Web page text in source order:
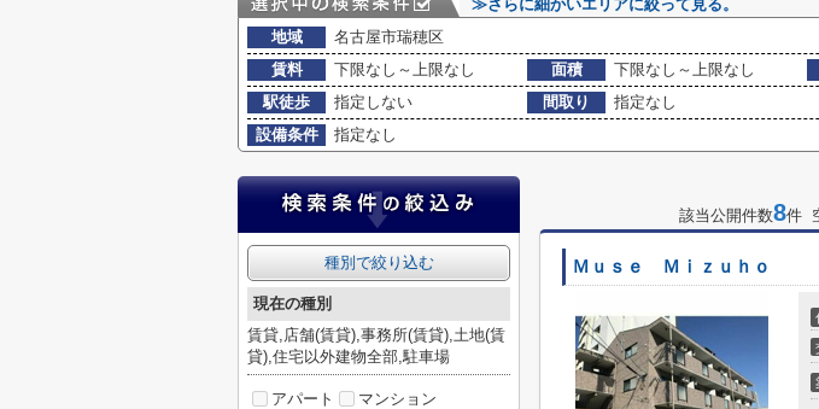
≫さらに細かいエリアに絞って見る。
地域
名古屋市瑞穂区
賃料
下限なし～上限なし 面積 下限なし～上限なし
駅徒歩
指定しない 間取り
指定なし
設備条件
指定なし
該当公開件数8件
Ｍｕｓｅ Ｍｉｚｕｈｏ
種別で絞り込む
現在の種別
賃貸,店舗(賃貸),事務所(賃貸),土地(賃
貸),住宅以外建物全部,駐車場
アパート
マンション